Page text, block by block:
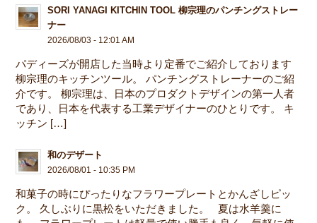
SORI YANAGI KITCHIN TOOL 柳宗理のパンチングストレー
ナー
2026/08/03 - 12:01 AM
パディーズが開店した当時より定番でご紹介しております
柳宗理のキッチンツール。 パンチングストレーナーのご紹
介です。 柳宗理は、日本のプロダクトデザインの第一人者
であり、日本を代表する工業デザイナーのひとりです。 キ
ッチン […]
和のデザート
2026/08/01 - 10:35 PM
和菓子の時にぴったりなフラワープレートとかんざしピッ
ク。 久しぶりに黒松をいただきました。 夏は水羊羹に